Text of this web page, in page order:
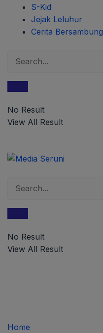
S-Kid
Jejak Leluhur
Cerita Bersambung
No Result
View All Result
No Result
View All Result
Home